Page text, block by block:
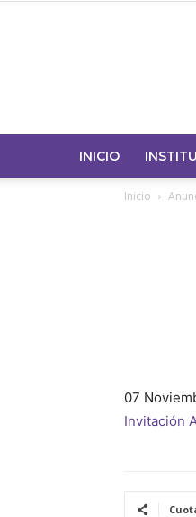
INICIO
Inicio
07
Invitación